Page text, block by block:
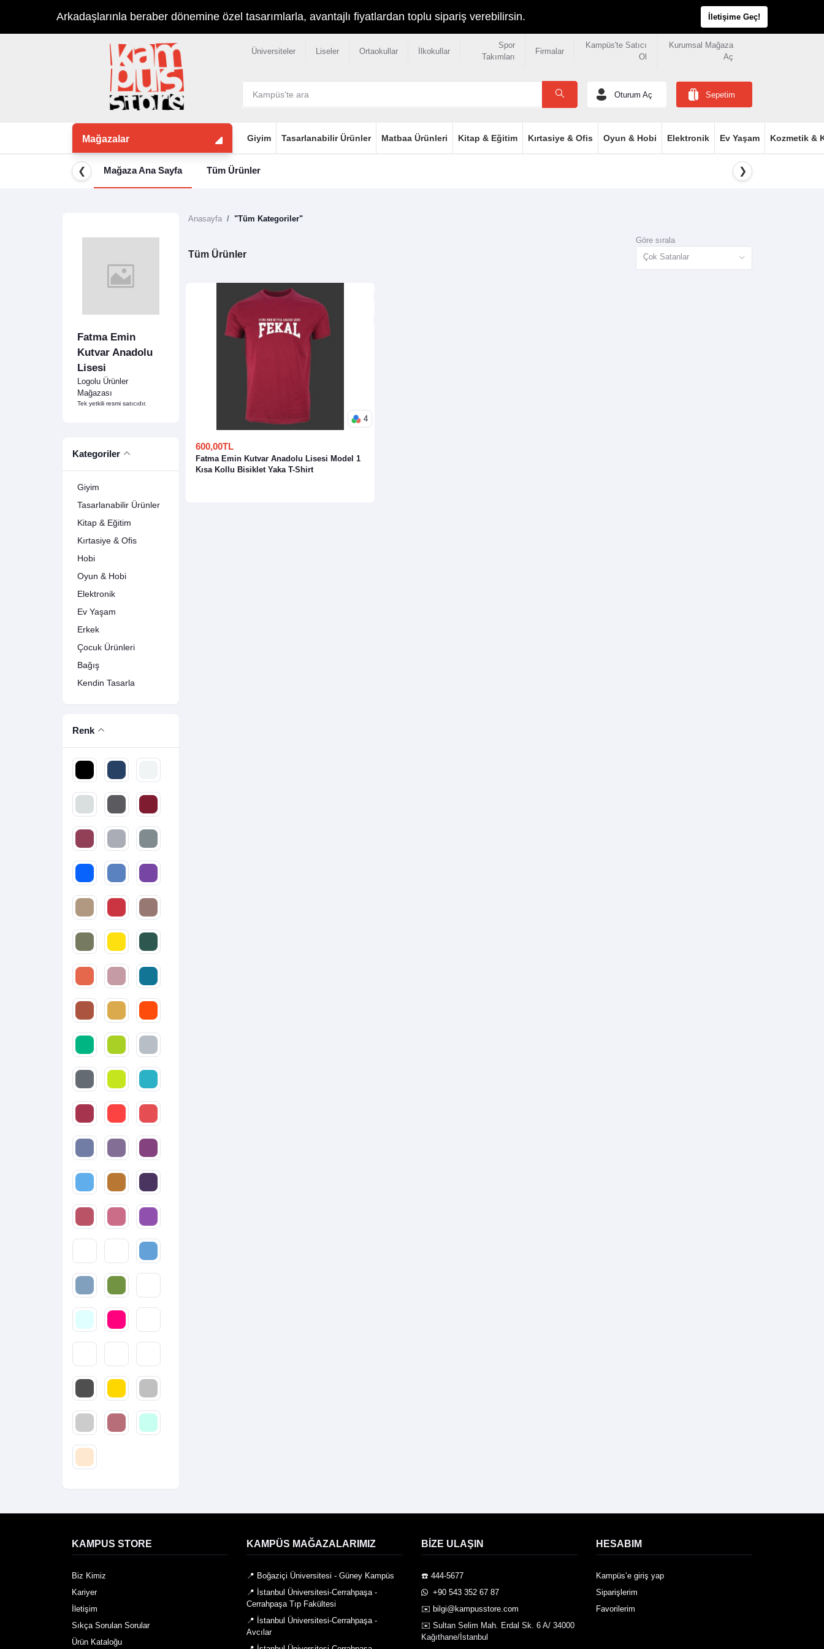
Arkadaşlarınla beraber dönemine özel tasarımlarla, avantajlı fiyatlardan toplu sipariş verebilirsin. İletişime Geç!
Üniversiteler Liseler Ortaokullar İlkokullar
Spor
Takımları
Firmalar
Kampüs'te Satıcı
Ol
Kurumsal Mağaza
Aç
Oturum Aç Sepetim
Mağazalar Giyim Tasarlanabilir Ürünler Matbaa Ürünleri Kitap & Eğitim Kırtasiye & Ofis Oyun & Hobi Elektronik Ev Yaşam Kozmetik &
❮ Mağaza Ana Sayfa Tüm Ürünler ❯
Fatma Emin
Kutvar Anadolu
Lisesi
Logolu Ürünler
Mağazası
Tek yetkili resmi satıcıdır.
Kategoriler
Giyim
Tasarlanabilir Ürünler
Kitap & Eğitim
Kırtasiye & Ofis
Hobi
Oyun & Hobi
Elektronik
Ev Yaşam
Erkek
Çocuk Ürünleri
Bağış
Kendin Tasarla
Renk
Anasayfa "Tüm Kategoriler"
Tüm Ürünler
Göre sırala
Çok Satanlar
4
600,00TL
Fatma Emin Kutvar Anadolu Lisesi Model 1
Kısa Kollu Bisiklet Yaka T-Shirt
KAMPUS STORE
Biz Kimiz
Kariyer
İletişim
Sıkça Sorulan Sorular
Ürün Kataloğu
KAMPÜS MAĞAZALARIMIZ
📍 Boğaziçi Üniversitesi - Güney Kampüs
📍 İstanbul Üniversitesi-Cerrahpaşa -
Cerrahpaşa Tıp Fakültesi
📍 İstanbul Üniversitesi-Cerrahpaşa -
Avcılar
BIZE ULAŞIN
☎️ 444-5677
️ +90 543 352 67 87
✉️ bilgi@kampusstore.com
✉️ Sultan Selim Mah. Erdal Sk. 6 A/ 34000
Kağıthane/İstanbul
HESABIM
Kampüs’e giriş yap
Siparişlerim
Favorilerim